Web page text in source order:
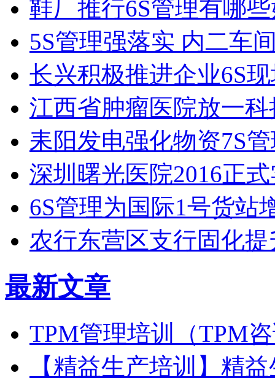
鞋厂推行6S管理有哪
5S管理强落实 内二车
长兴积极推进企业6S
江西省肿瘤医院放一
耒阳发电强化物资7S
深圳曙光医院2016正
6S管理为国际1号货站
农行东营区支行固化
最新文章
TPM管理培训（TPM
【精益生产培训】精